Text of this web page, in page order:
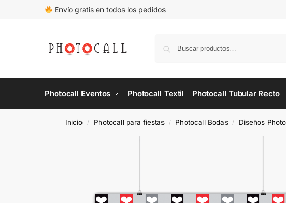
Envío gratis en todos los pedidos
Photocall Eventos Photocall Textil Photocall Tubular Recto
Inicio / Photocall para fiestas / Photocall Bodas / Diseños